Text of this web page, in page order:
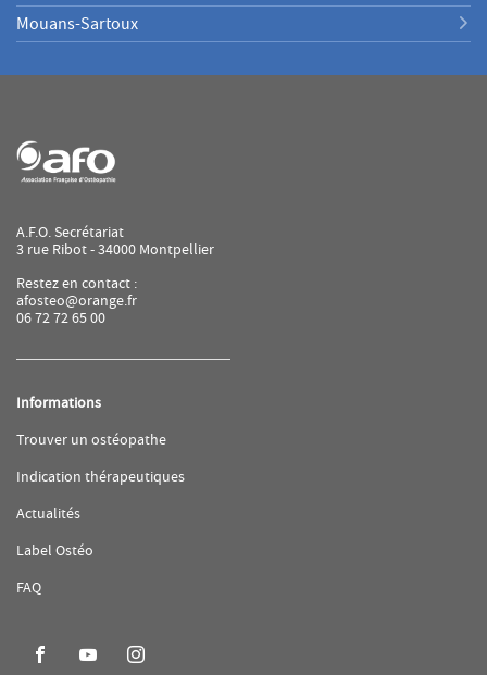
Mouans-Sartoux
A.F.O. Secrétariat
3 rue Ribot - 34000 Montpellier
Restez en contact :
afosteo@orange.fr
06 72 72 65 00
Informations
Trouver un ostéopathe(ouvre
une
Indication thérapeutiques(ouvre
Actualités(ouvre
une
Label Ostéo
FAQ(ouvre
fenêtre)
Aller Aller Aller